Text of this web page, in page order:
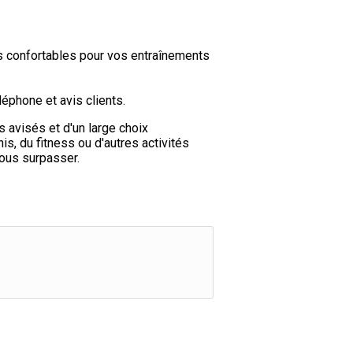
pour vos entraînements
et avis clients.
avisés et d'un large choix
du fitness ou d'autres activités
surpasser.